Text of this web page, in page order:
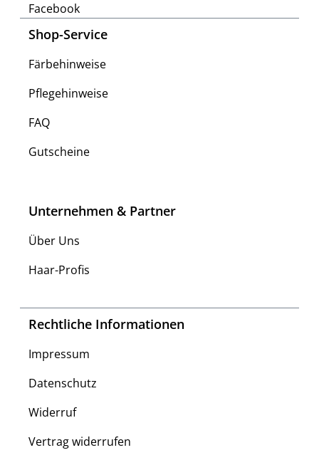
Facebook
Shop-Service
Färbehinweise
Pflegehinweise
FAQ
Gutscheine
Unternehmen & Partner
Über Uns
Haar-Profis
Rechtliche Informationen
Impressum
Datenschutz
Widerruf
Vertrag widerrufen